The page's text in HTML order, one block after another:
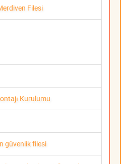
Filesi
Kurulumu
güvenlik filesi